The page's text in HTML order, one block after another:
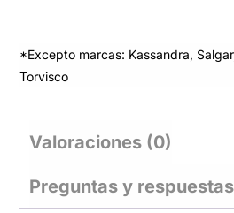
*Excepto marcas: Kassandra,
Torvisco
Valoraciones (0)
Preguntas y respuestas